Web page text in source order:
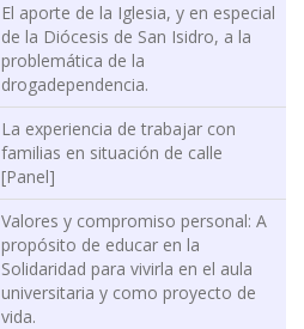
El aporte de la Iglesia, y en especial
de la Diócesis de San Isidro, a la
problemática de la
drogadependencia.
La experiencia de trabajar con
familias en situación de calle
[Panel]
Valores y compromiso personal: A
propósito de educar en la
Solidaridad para vivirla en el aula
universitaria y como proyecto de
vida.